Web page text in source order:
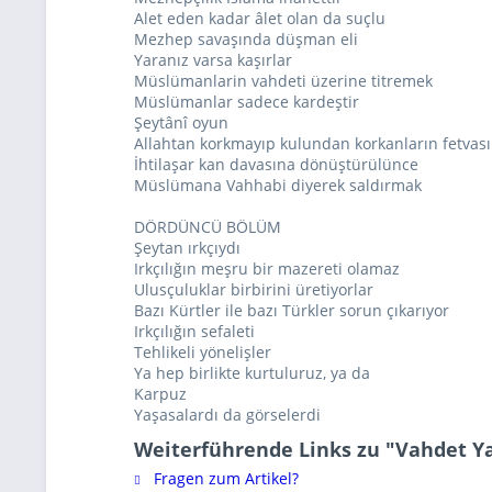
Alet eden kadar âlet olan da suçlu
Mezhep savaşında düşman eli
Yaranız varsa kaşırlar
Müslümanlarin vahdeti üzerine titremek
Müslümanlar sadece kardeştir
Şeytânî oyun
Allahtan korkmayıp kulundan korkanların fetvası
İhtilaşar kan davasına dönüştürülünce
Müslümana Vahhabi diyerek saldırmak
DÖRDÜNCÜ BÖLÜM
Şeytan ırkçıydı
Irkçılığın meşru bir mazereti olamaz
Ulusçuluklar birbirini üretiyorlar
Bazı Kürtler ile bazı Türkler sorun çıkarıyor
Irkçılığın sefaleti
Tehlikeli yönelişler
Ya hep birlikte kurtuluruz, ya da
Karpuz
Yaşasalardı da görselerdi
Weiterführende Links zu "Vahdet
Fragen zum Artikel?